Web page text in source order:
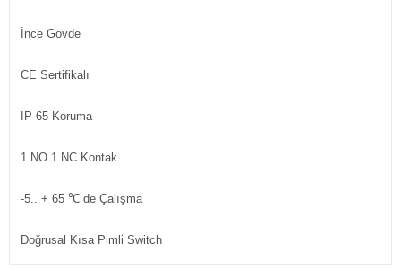
İnce Gövde
CE Sertifikalı
IP 65 Koruma
1 NO 1 NC Kontak
-5.. + 65 ℃ de Çalışma
Doğrusal Kısa Pimli Switch